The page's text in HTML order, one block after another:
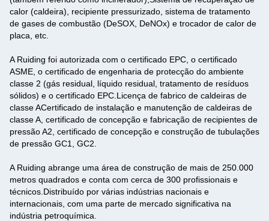
calor (caldeira), recipiente pressurizado, sistema de tratamento
de gases de combustão (DeSOX, DeNOx) e trocador de calor de
placa, etc.
A Ruiding foi autorizada com o certificado EPC, o certificado
ASME, o certificado de engenharia de protecção do ambiente
classe 2 (gás residual, líquido residual, tratamento de resíduos
sólidos) e o certificado EPC.Licença de fabrico de caldeiras de
classe ACertificado de instalação e manutenção de caldeiras de
classe A, certificado de concepção e fabricação de recipientes de
pressão A2, certificado de concepção e construção de tubulações
de pressão GC1, GC2.
A Ruiding abrange uma área de construção de mais de 250.000
metros quadrados e conta com cerca de 300 profissionais e
técnicos.Distribuído por várias indústrias nacionais e
internacionais, com uma parte de mercado significativa na
indústria petroquímica.